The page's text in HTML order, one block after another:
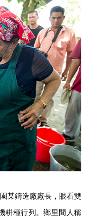
某鑄造廠廠長，眼看雙
耕種行列。鄉里間人稱